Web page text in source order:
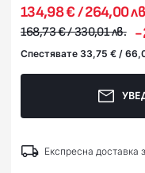
134,98 € / 264,00
168,73 € / 330,01 лв. -
Спестявате 33,75 € /
Експресна доставка